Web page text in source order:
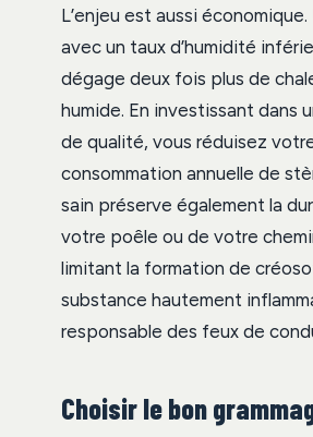
L’enjeu est aussi
avec un taux d’humidité
dégage deux fois plus de
humide. En investissant dans
de qualité, vous réduisez
consommation annuelle de
sain préserve également la
votre poêle ou de votre
limitant la formation de
substance hautement
responsable des feux de
Choisir le bon